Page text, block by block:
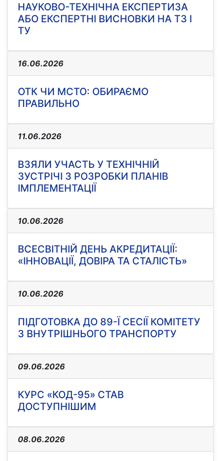
НАУКОВО-ТЕХНІЧНА ЕКСПЕРТИЗА
АБО ЕКСПЕРТНІ ВИСНОВКИ НА ТЗ І
ТУ
16.06.2026
ОТК ЧИ МСТО: ОБИРАЄМО
ПРАВИЛЬНО
11.06.2026
ВЗЯЛИ УЧАСТЬ У ТЕХНІЧНІЙ
ЗУСТРІЧІ З РОЗРОБКИ ПЛАНІВ
ІМПЛЕМЕНТАЦІЇ
10.06.2026
ВСЕСВІТНІЙ ДЕНЬ АКРЕДИТАЦІЇ:
«ІННОВАЦІЇ, ДОВІРА ТА СТАЛІСТЬ»
10.06.2026
ПІДГОТОВКА ДО 89-Ї СЕСІЇ КОМІТЕТУ
З ВНУТРІШНЬОГО ТРАНСПОРТУ
09.06.2026
КУРС «КОД-95» СТАВ
ДОСТУПНІШИМ
08.06.2026